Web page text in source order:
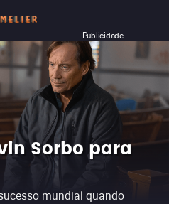
Publicidade
Sorbo para
mundial quando